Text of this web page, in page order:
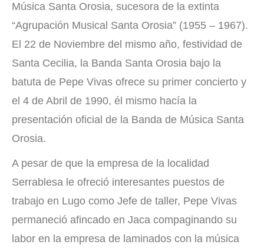
Música Santa Orosia, sucesora de la extinta
“Agrupación Musical Santa Orosia” (1955 – 1967).
El 22 de Noviembre del mismo año, festividad de
Santa Cecilia, la Banda Santa Orosia bajo la
batuta de Pepe Vivas ofrece su primer concierto y
el 4 de Abril de 1990, él mismo hacía la
presentación oficial de la Banda de Música Santa
Orosia.
A pesar de que la empresa de la localidad
Serrablesa le ofreció interesantes puestos de
trabajo en Lugo como Jefe de taller, Pepe Vivas
permaneció afincado en Jaca compaginando su
labor en la empresa de laminados con la música